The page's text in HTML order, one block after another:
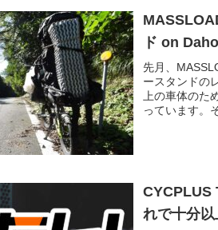
ド on
先月、
ースタンドの
上の車体のた
っています。
CYCPLUS
れで十分以